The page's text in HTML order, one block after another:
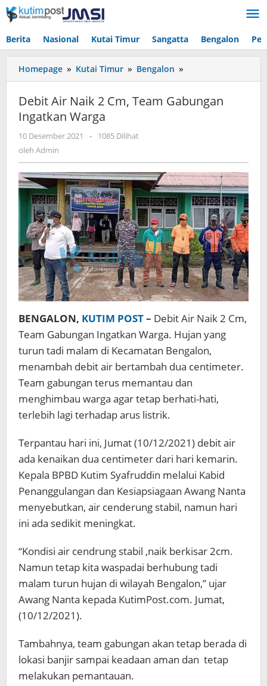
Lewati
ke
Berita Nasional Kutai Timur Sangatta Bengalon
Homepage » Kutai Timur » Bengalon »
Air
2
Debit Air Naik 2 Cm, Team Gabungan
Ingatkan Warga
10 Desember 2021
oleh
-
1085 Dilihat
oleh Admin
BENGALON, KUTIM POST– Debit Air Naik 2 Cm,
Team Gabungan Ingatkan Warga. Hujan yang
turun tadi malam di Kecamatan Bengalon,
menambah debit air bertambah dua centimeter.
Team gabungan terus memantau dan
menghimbau warga agar tetap berhati-hati,
terlebih lagi terhadap arus listrik.
Terpantau hari ini, Jumat (10/12/2021) debit air
ada kenaikan dua centimeter dari hari kemarin.
Kepala BPBD Kutim Syafruddin melalui Kabid
Penanggulangan dan Kesiapsiagaan Awang Nanta
menyebutkan, air cenderung stabil, namun hari
ini ada sedikit meningkat.
“Kondisi air cendrung stabil ,naik berkisar 2cm.
Namun tetap kita waspadai berhubung tadi
malam turun hujan di wilayah Bengalon,” ujar
Awang Nanta kepada KutimPost.com. Jumat,
(10/12/2021).
Tambahnya, team gabungan akan tetap berada di
lokasi banjir sampai keadaan aman dan tetap
melakukan pemantauan.